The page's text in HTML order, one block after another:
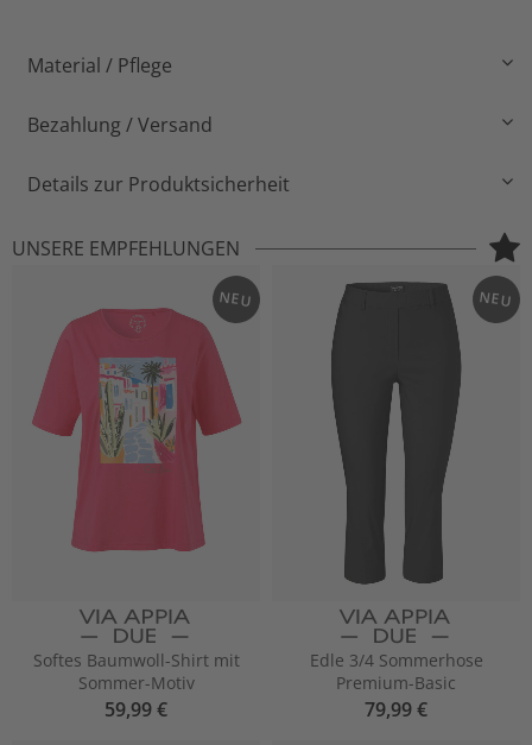
Material / Pflege
Bezahlung / Versand
Details zur Produktsicherheit
UNSERE EMPFEHLUNGEN
NEU
Softes Baumwoll-Shirt mit
Sommer-Motiv
59,99 €
NEU
Edle 3/4 Sommerhose
Premium-Basic
79,99 €